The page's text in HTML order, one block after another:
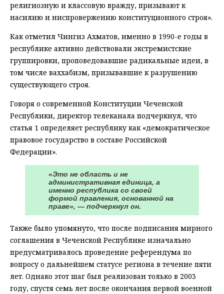
религиозную и классовую вражду, призывают к
насилию и ниспровержению конституционного строя».
Как отметил Чингиз Ахматов, именно в 1990-е годы в
республике активно действовали экстремистские
группировки, проповедовавшие радикальные идеи, в
том числе ваххабизм, призывавшие к разрушению
существующего строя.
Говоря о современной Конституции Чеченской
Республики, директор телеканала подчеркнул, что
статья 1 определяет республику как «демократическое
правовое государство в составе Российской
Федерации».
«Это не область и не
административная единица, а
именно республика со своей
формой правления, основанной на
праве», — подчеркнул он.
Также было упомянуто, что после подписания мирного
соглашения в Чеченской Республике изначально
предусматривалось проведение референдума по
вопросу о дальнейшем статусе региона в течение пяти
лет. Однако этот шаг был реализован только в 2003
году, спустя семь лет после окончания первой военной